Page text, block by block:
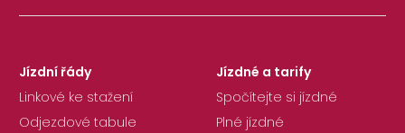
Jízdní řády
Linkové ke stažení
Odjezdové tabule
Jízdné a tarify
Spočítejte si jízdné
Plné jízdné